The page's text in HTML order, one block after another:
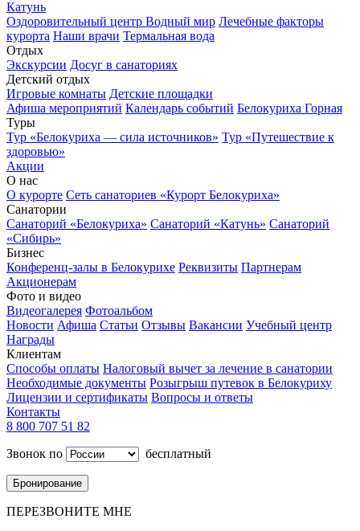
Катунь
Оздоровительный центр Водный мир Лечебные факторы
курорта Наши врачи Термальная вода
Отдых
Экскурсии Досуг в санаториях
Детский отдых
Игровые комнаты Детские площадки
Афиша мероприятий Календарь событий Белокуриха Горная
Туры
Тур «Белокуриха — сила источников» Тур «Путешествие к
здоровью»
Акции
О нас
О курорте Сеть санаториев «Курорт Белокуриха»
Санатории
Санаторий «Белокуриха» Санаторий «Катунь» Санаторий
«Сибирь»
Бизнес
Конференц-залы в Белокурихе Реквизиты Партнерам
Акционерам
Фото и видео
Видеогалерея Фотоальбом
Новости Афиша Статьи Отзывы Вакансии Учебный центр
Награды
Клиентам
Способы оплаты Налоговый вычет за лечение в санатории
Необходимые документы Розыгрыш путевок в Белокуриху
Лицензии и сертификаты Вопросы и ответы
Контакты
8 800 707 51 82
Звонок по
бесплатный
Бронирование
ПЕРЕЗВОНИТЕ МНЕ